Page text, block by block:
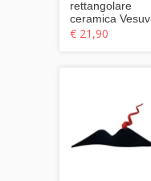
rettangolare
ceramica
€ 21,90